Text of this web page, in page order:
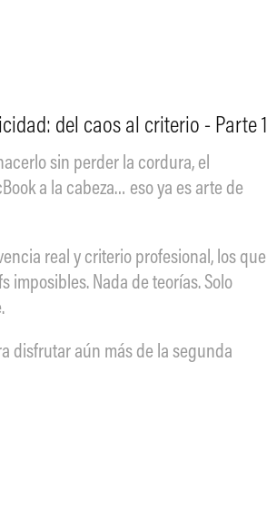
del caos al criterio - Parte 1
sin perder la cordura, el
a la cabeza… eso ya es arte de
real y criterio profesional, los que
Nada de teorías. Solo
disfrutar aún más de la segunda